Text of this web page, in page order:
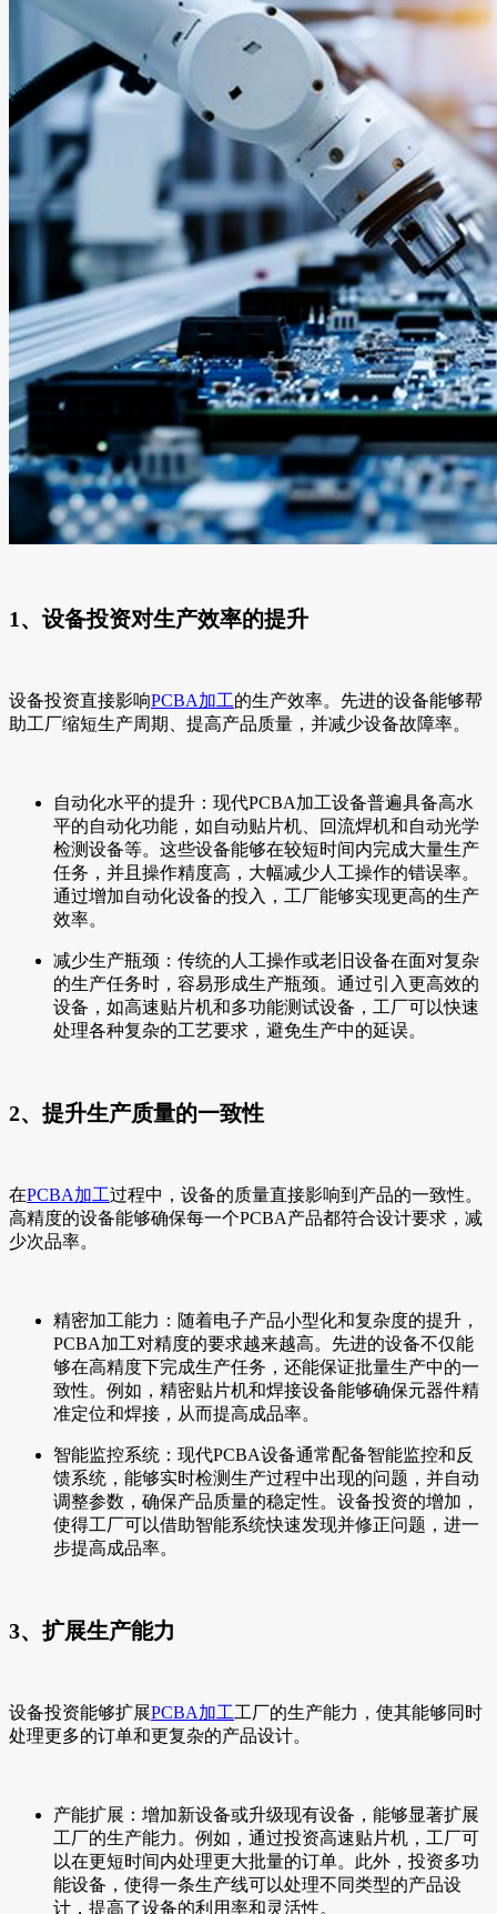
1、设备投资对生产效率的提升
设备投资直接影响PCBA加工的生产效率。先进的设备能够帮
助工厂缩短生产周期、提高产品质量，并减少设备故障率。
自动化水平的提升：现代PCBA加工设备普遍具备高水
平的自动化功能，如自动贴片机、回流焊机和自动光学
检测设备等。这些设备能够在较短时间内完成大量生产
任务，并且操作精度高，大幅减少人工操作的错误率。
通过增加自动化设备的投入，工厂能够实现更高的生产
效率。
减少生产瓶颈：传统的人工操作或老旧设备在面对复杂
的生产任务时，容易形成生产瓶颈。通过引入更高效的
设备，如高速贴片机和多功能测试设备，工厂可以快速
处理各种复杂的工艺要求，避免生产中的延误。
2、提升生产质量的一致性
在PCBA加工过程中，设备的质量直接影响到产品的一致性。
高精度的设备能够确保每一个PCBA产品都符合设计要求，减
少次品率。
精密加工能力：随着电子产品小型化和复杂度的提升，
PCBA加工对精度的要求越来越高。先进的设备不仅能
够在高精度下完成生产任务，还能保证批量生产中的一
致性。例如，精密贴片机和焊接设备能够确保元器件精
准定位和焊接，从而提高成品率。
智能监控系统：现代PCBA设备通常配备智能监控和反
馈系统，能够实时检测生产过程中出现的问题，并自动
调整参数，确保产品质量的稳定性。设备投资的增加，
使得工厂可以借助智能系统快速发现并修正问题，进一
步提高成品率。
3、扩展生产能力
设备投资能够扩展PCBA加工工厂的生产能力，使其能够同时
处理更多的订单和更复杂的产品设计。
产能扩展：增加新设备或升级现有设备，能够显著扩展
工厂的生产能力。例如，通过投资高速贴片机，工厂可
以在更短时间内处理更大批量的订单。此外，投资多功
能设备，使得一条生产线可以处理不同类型的产品设
计，提高了设备的利用率和灵活性。